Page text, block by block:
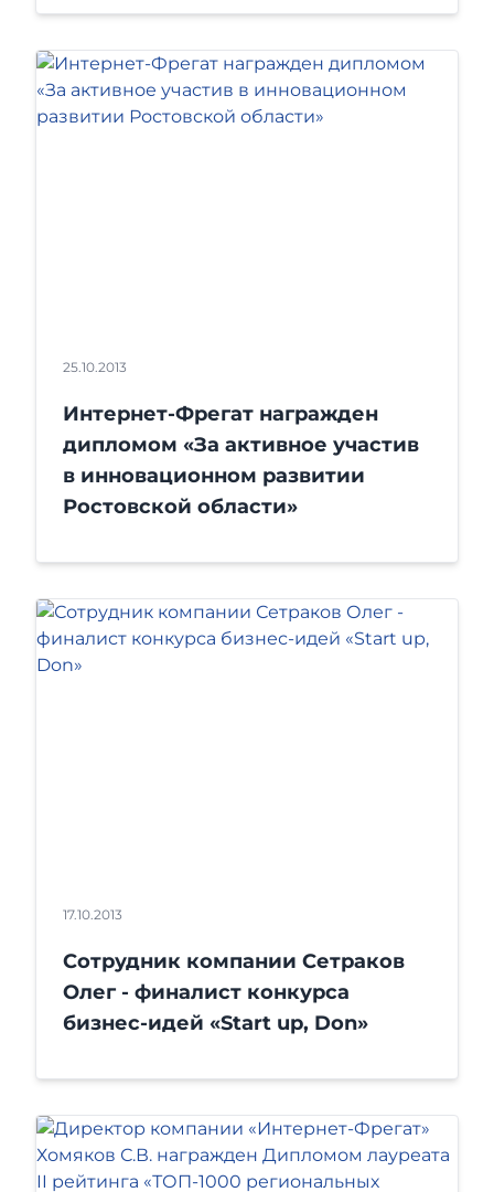
25.10.2013
Интернет-Фрегат награжден
дипломом «За активное участив
в инновационном развитии
Ростовской области»
17.10.2013
Сотрудник компании Сетраков
Олег - финалист конкурса
бизнес-идей «Start up, Don»